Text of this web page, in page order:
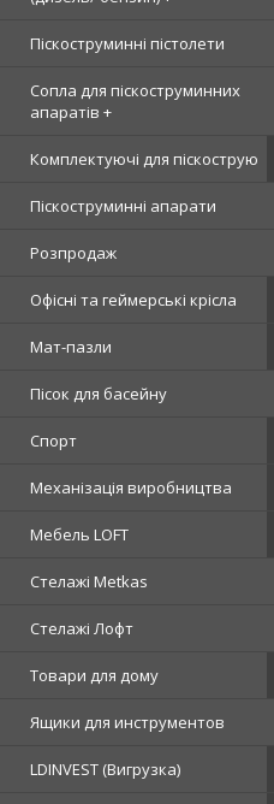
Піскоструминні пістолети
Сопла для піскоструминних
апаратів +
Комплектуючі для піскострую
Піскоструминні апарати
Розпродаж
Офісні та геймерські крісла
Мат-пазли
Пісок для басейну
Спорт
Механізація виробництва
Мебель LOFT
Стелажі Metkas
Стелажі Лофт
Товари для дому
Ящики для инструментов
LDINVEST (Вигрузка)